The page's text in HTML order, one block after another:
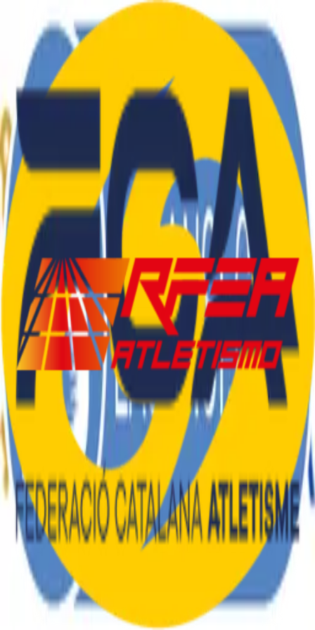
El Club AtletesBlog
ES
El ClubAtletesBlogTarifes RobaContacte
CA
SEDENTARIS
Col·laboradors i Patrocinadors
©2026Club d'Atletisme Sedentaris.Cat —
Tots els drets
reservats
Castelldefels, Barcelona
info@sedentaris.cat